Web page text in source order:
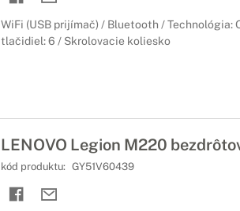
WiFi (USB prijímač) / Bluetooth /
tlačidiel: 6 / Skrolovacie koliesko
LENOVO Legion M220
kód produktu: GY51V60439